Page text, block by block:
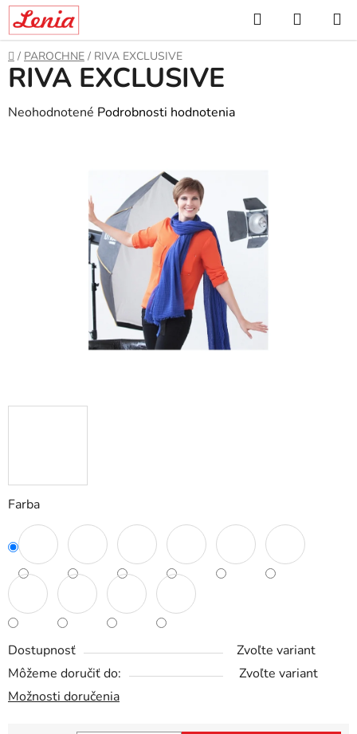
Prejsť
obsah
Hľadať
KOŠÍK
Domov
/ PAROCHNE / RIVA EXCLUSIVE
Farba
Dostupnosť
Zvoľte variant
Môžeme doručiť do:
Zvoľte variant
Možnosti doručenia
RIVA EXCLUSIVE
Priemerné
Neohodnotené Podrobnosti hodnotenia